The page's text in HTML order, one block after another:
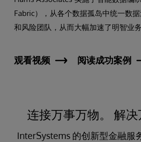
Fabric），从各个数据孤岛中统一数
和风险团队，从而大幅加速了明智业务
观看视频 阅读成功案例
连接万事万物。 解决
InterSystems 的创新型金融服